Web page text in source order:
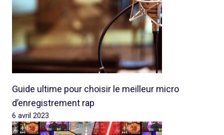
Guide ultime pour choisir le meilleur micro
d’enregistrement rap
6 avril 2023